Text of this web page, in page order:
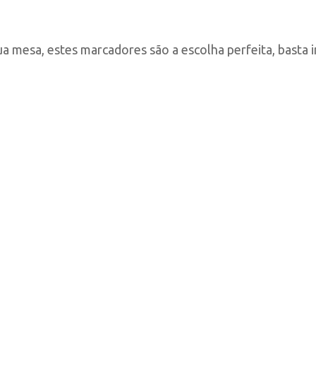
mesa, estes marcadores são a escolha perfeita, basta